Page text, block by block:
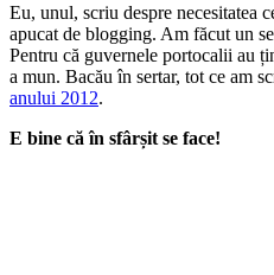
Eu, unul, scriu despre necesitatea
apucat de blogging. Am făcut un
Pentru că guvernele portocalii au
a mun. Bacău în sertar, tot ce am
anului 2012.
E bine că în sfârșit se face!